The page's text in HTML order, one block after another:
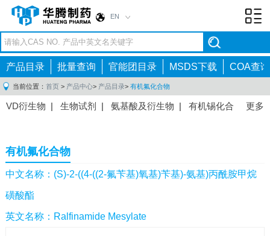
EN
产品目录 批量查询 官能团目录 MSDS下载 COA查询
当前位置： 首页 > 产品中心> 产品目录> 有机氟化合物
更多
VD衍生物 | 生物试剂 | 氨基酸及衍生物 | 有机锡化合
间体|抗高血压药物中间体
感染药物中间体|
体 |抗精神病药物中间体| 抗炎药物中间体|精选原料
药中间体
有机氟化合物
中文名称：(S)-2-((4-((2-氟苄基)氧基)苄基)-氨基)丙酰胺甲烷
磺酸酯
英文名称：Ralfinamide Mesylate